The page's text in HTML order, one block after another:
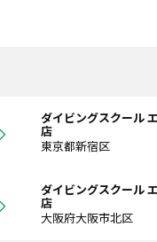
ダイビングスクール
店
東京都新宿区
ダイビングスクール
店
大阪府大阪市北区